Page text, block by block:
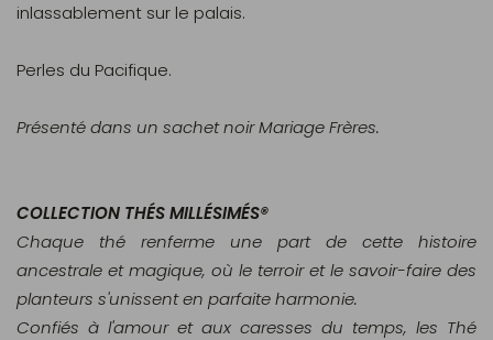
inlassablement sur le palais.
Perles du Pacifique.
Présenté dans un sachet noir Mariage Frères.
COLLECTION THÉS MILLÉSIMÉS®
Chaque thé renferme une part de cette histoire
ancestrale et magique, où le terroir et le savoir-faire des
planteurs s'unissent en parfaite harmonie.
Confiés à l'amour et aux caresses du temps, les Thé